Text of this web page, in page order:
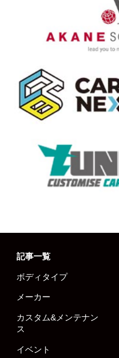
記事一覧
ボディタイプ
メーカー
カスタム&メンテナン
ス
イベント